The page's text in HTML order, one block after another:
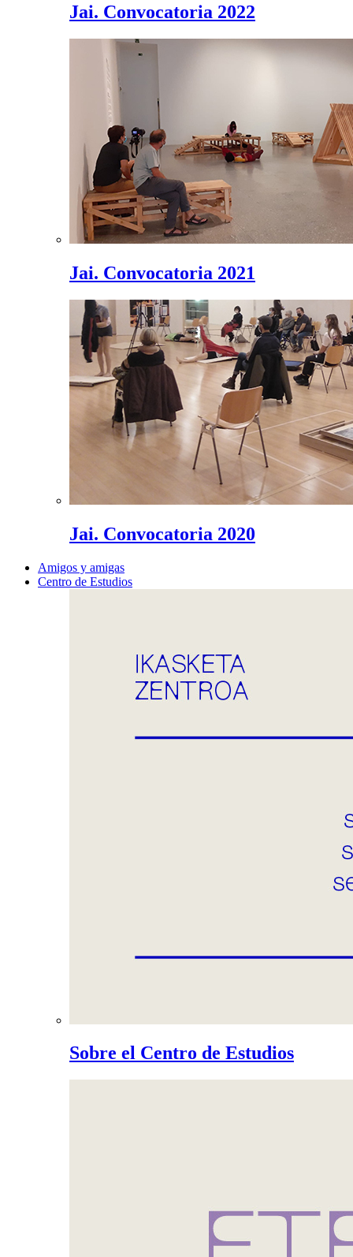
Jai. Convocatoria 2022
Jai. Convocatoria 2021
Jai. Convocatoria 2020
Amigos y amigas
Centro de Estudios
Sobre el Centro de Estudios